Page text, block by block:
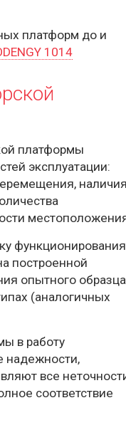
платформ до и
1014
платформы
эксплуатации:
функционирования
построенной
опытного
(аналогичных
в работу
надежности,
все
соответствие